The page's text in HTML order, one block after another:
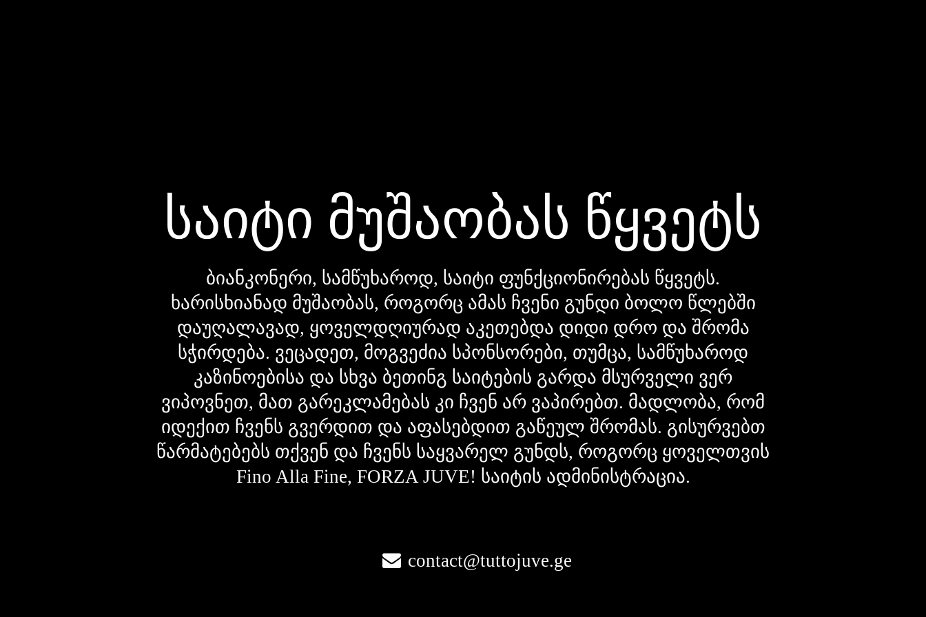
საიტი მუშაობას წყვეტს
ბიანკონერი, სამწუხაროდ, საიტი ფუნქციონირებას წყვეტს.
ხარისხიანად მუშაობას, როგორც ამას ჩვენი გუნდი ბოლო წლებში
დაუღალავად, ყოველდღიურად აკეთებდა დიდი დრო და შრომა
სჭირდება. ვეცადეთ, მოგვეძია სპონსორები, თუმცა, სამწუხაროდ
კაზინოებისა და სხვა ბეთინგ საიტების გარდა მსურველი ვერ
ვიპოვნეთ, მათ გარეკლამებას კი ჩვენ არ ვაპირებთ. მადლობა, რომ
იდექით ჩვენს გვერდით და აფასებდით გაწეულ შრომას. გისურვებთ
წარმატებებს თქვენ და ჩვენს საყვარელ გუნდს, როგორც ყოველთვის
Fino Alla Fine, FORZA JUVE! საიტის ადმინისტრაცია.
contact@tuttojuve.ge